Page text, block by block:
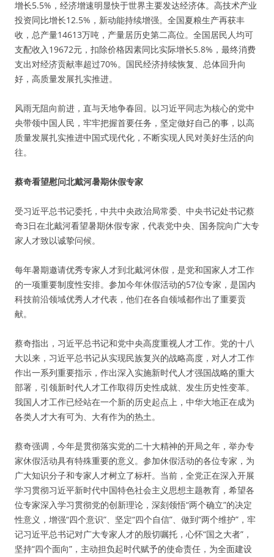
增长5.5%，经济增速明显快于世界主要发达经济体。高技术产业
投资同比增长12.5%，新动能持续增强。全国夏粮生产再获丰
收，总产量14613万吨，产量居历史第二高位。全国居民人均可
支配收入19672元，扣除价格因素同比实际增长5.8%，最终消费
支出对经济贡献率超过70%。国民经济持续恢复、总体回升向
好，高质量发展扎实推进。
风雨无阻向前进，直与天地争春回。以习近平同志为核心的党中
央带领中国人民，牢牢把握首要任务，坚定做好自己的事，以高
质量发展扎实推进中国式现代化，不断实现人民对美好生活的向
往。
蔡奇看望慰问北戴河暑期休假专家
受习近平总书记委托，中共中央政治局常委、中央书记处书记蔡
奇3日在北戴河看望暑期休假专家，代表党中央、国务院向广大专
家人才致以诚挚问候。
每年暑期邀请优秀专家人才到北戴河休假，是党和国家人才工作
的一项重要制度性安排。参加今年休假活动的57位专家，是国内
科技前沿领域优秀人才代表，他们在各自领域都作出了重要贡
献。
蔡奇指出，习近平总书记和党中央高度重视人才工作。党的十八
大以来，习近平总书记从实现民族复兴的战略高度，对人才工作
作出一系列重要指示，作出深入实施新时代人才强国战略的重大
部署，引领新时代人才工作取得历史性成就、发生历史性变革。
我国人才工作已经站在一个新的历史起点上，中华大地正在成为
各类人才大有可为、大有作为的热土。
蔡奇强调，今年是贯彻落实党的二十大精神的开局之年，举办专
家休假活动具有特殊重要的意义。参加休假活动的各位专家，为
广大知识分子和专家人才树立了标杆。当前，全党正在深入开展
学习贯彻习近平新时代中国特色社会主义思想主题教育，希望各
位专家深入学习贯彻党的创新理论，深刻领悟“两个确立”的决定
性意义，增强“四个意识”、坚定“四个自信”、做到“两个维护”，牢
记习近平总书记对广大专家人才的殷切嘱托，心怀“国之大者”，
坚持“四个面向”，主动担负起时代赋予的使命责任，为全面建设